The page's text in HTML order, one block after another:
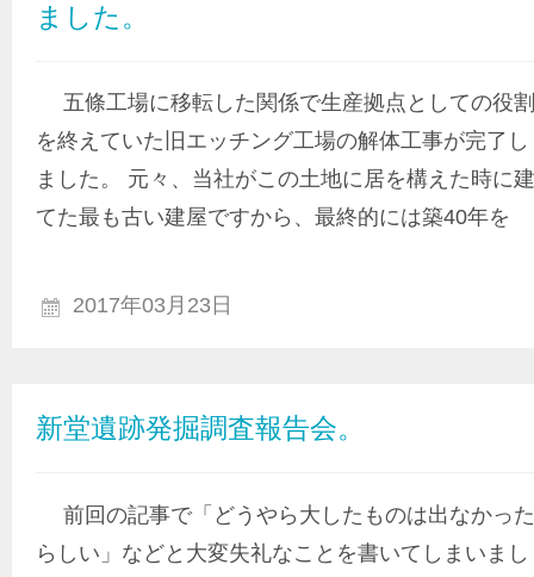
ました。
五條工場に移転した関係で生産拠点としての役割
を終えていた旧エッチング工場の解体工事が完了し
ました。 元々、当社がこの土地に居を構えた時に建
てた最も古い建屋ですから、最終的には築40年を
2017年03月23日
新堂遺跡発掘調査報告会。
前回の記事で「どうやら大したものは出なかった
らしい」などと大変失礼なことを書いてしまいまし